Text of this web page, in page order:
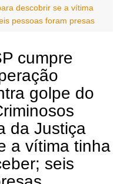
descobrir se a vítima
pessoas foram presas
cumpre
golpe do
da Justiça
a vítima tinha
seis